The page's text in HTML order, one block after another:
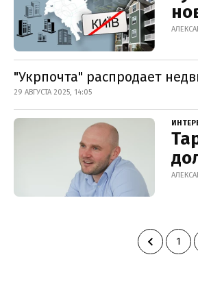
"Укрпочта" распродает
29 АВГУСТА 2025, 14:05
1